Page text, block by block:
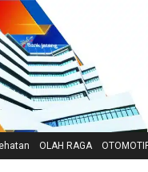
OLAH RAGA